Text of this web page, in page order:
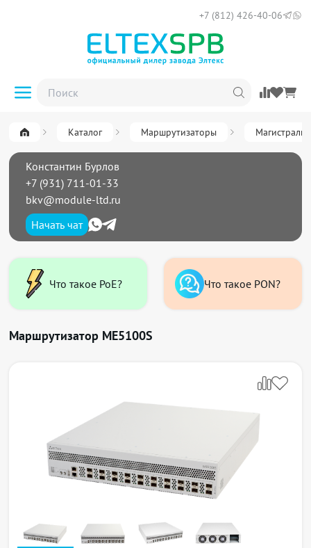
+7 (812) 426-40-06
Каталог Маршрутизаторы
Константин Бурлов
+7 (931) 711-01-33
bkv@module-ltd.ru
Начать чат
Что такое PoE? Что такое PON?
Маршрутизатор MЕ5100S